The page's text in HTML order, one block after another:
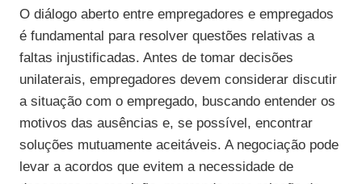
O diálogo aberto entre empregadores e empregados
é fundamental para resolver questões relativas a
faltas injustificadas. Antes de tomar decisões
unilaterais, empregadores devem considerar discutir
a situação com o empregado, buscando entender os
motivos das ausências e, se possível, encontrar
soluções mutuamente aceitáveis. A negociação pode
levar a acordos que evitem a necessidade de